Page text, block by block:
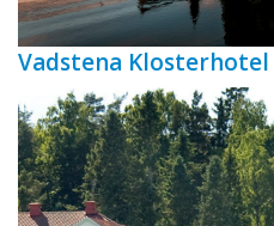
Vadstena Klosterhotel